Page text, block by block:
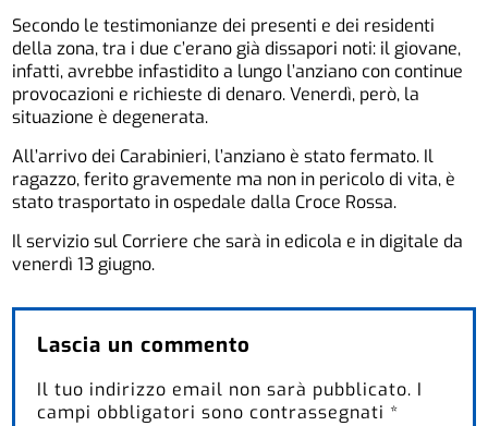
Secondo le testimonianze dei presenti e dei residenti
della zona, tra i due c’erano già dissapori noti: il giovane,
infatti, avrebbe infastidito a lungo l’anziano con continue
provocazioni e richieste di denaro. Venerdì, però, la
situazione è degenerata.
All’arrivo dei Carabinieri, l’anziano è stato fermato. Il
ragazzo, ferito gravemente ma non in pericolo di vita, è
stato trasportato in ospedale dalla Croce Rossa.
Il servizio sul Corriere che sarà in edicola e in digitale da
venerdì 13 giugno.
Lascia un commento
Il tuo indirizzo email non sarà pubblicato. I
campi obbligatori sono contrassegnati *